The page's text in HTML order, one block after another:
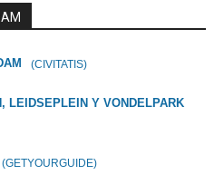
(CIVITATIS)
LEIDSEPLEIN Y VONDELPARK
(GETYOURGUIDE)